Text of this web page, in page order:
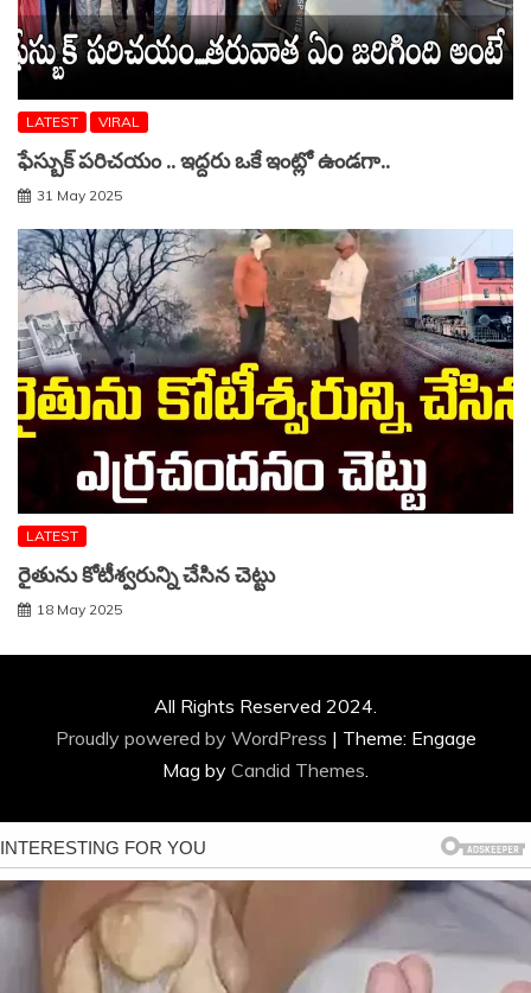
LATEST VIRAL
ఫేస్బుక్ పరిచయం .. ఇద్దరు ఒకే ఇంట్లో ఉండగా..
31 May 2025
LATEST
రైతును కోటీశ్వరున్ని చేసిన చెట్టు
18 May 2025
All Rights Reserved 2024.
Proudly powered by WordPress | Theme: Engage
Mag by Candid Themes.